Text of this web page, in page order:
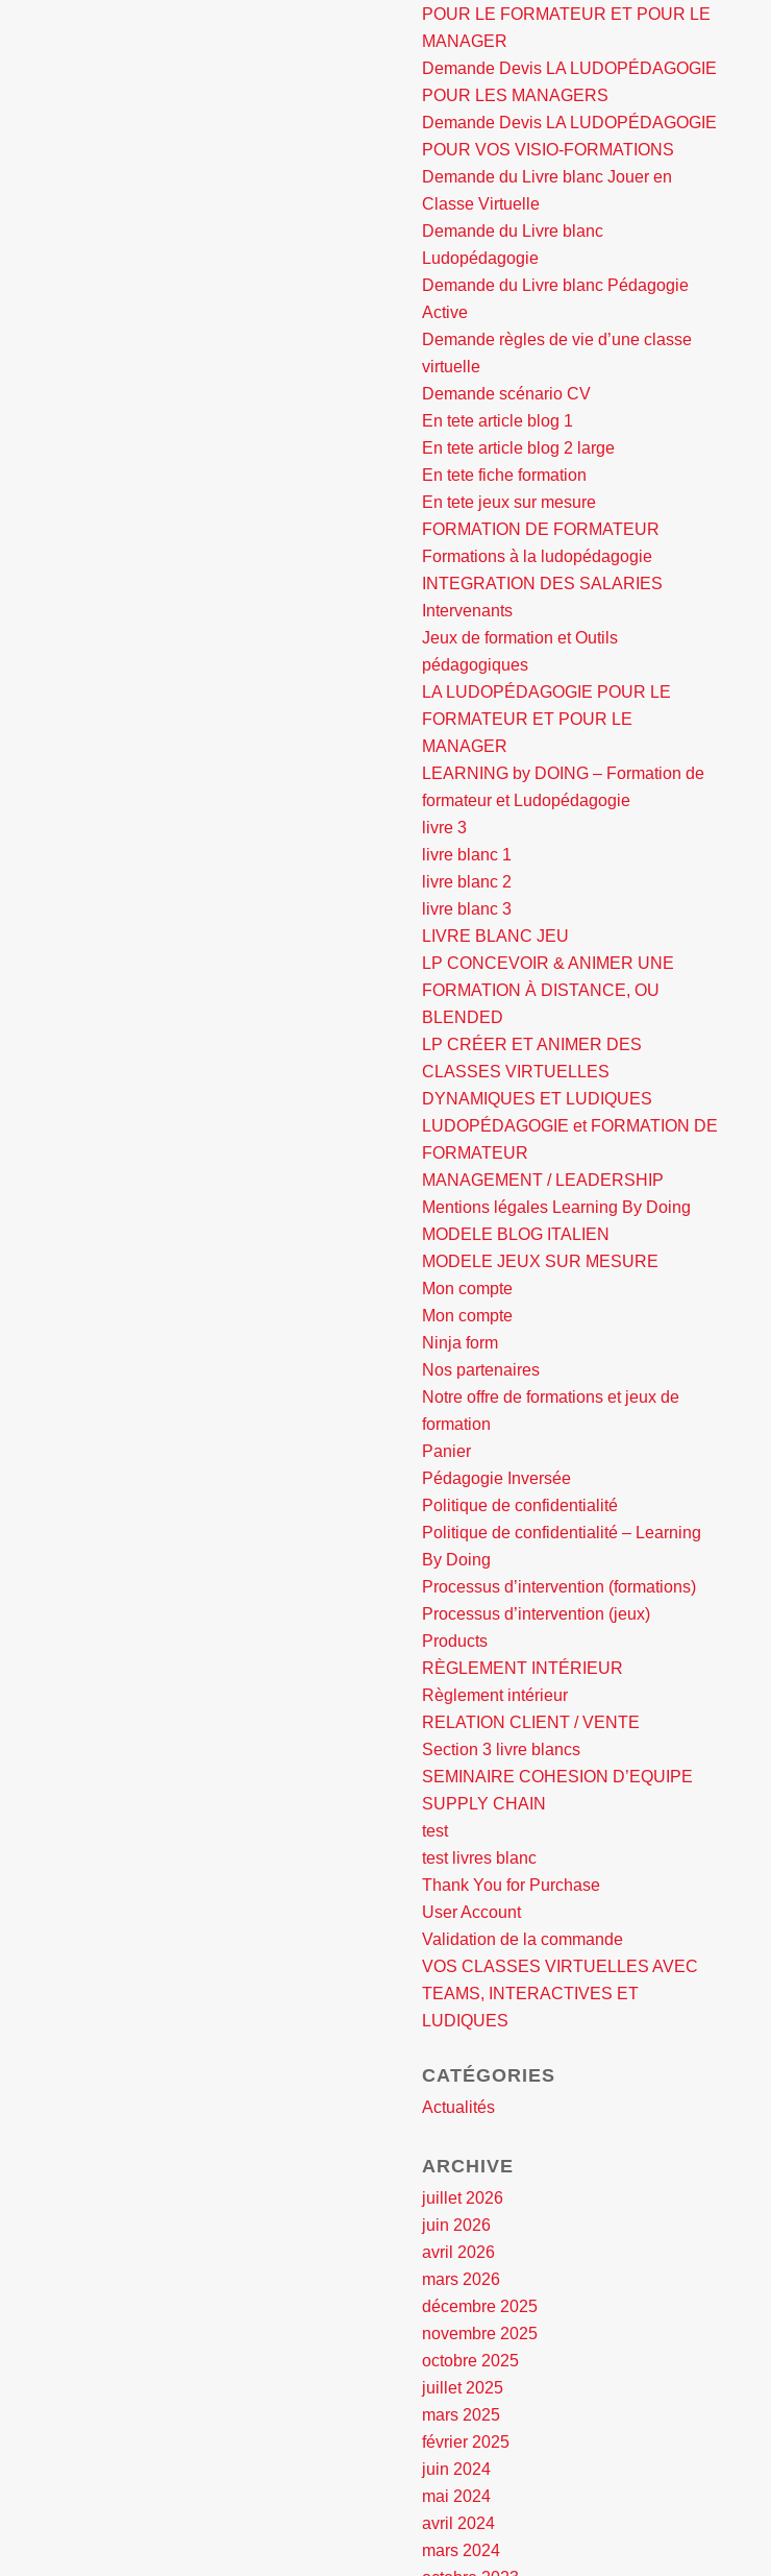
POUR LE FORMATEUR ET POUR LE
MANAGER
Demande Devis LA LUDOPÉDAGOGIE
POUR LES MANAGERS
Demande Devis LA LUDOPÉDAGOGIE
POUR VOS VISIO-FORMATIONS
Demande du Livre blanc Jouer en
Classe Virtuelle
Demande du Livre blanc
Ludopédagogie
Demande du Livre blanc Pédagogie
Active
Demande règles de vie d’une classe
virtuelle
Demande scénario CV
En tete article blog 1
En tete article blog 2 large
En tete fiche formation
En tete jeux sur mesure
FORMATION DE FORMATEUR
Formations à la ludopédagogie
INTEGRATION DES SALARIES
Intervenants
Jeux de formation et Outils
pédagogiques
LA LUDOPÉDAGOGIE POUR LE
FORMATEUR ET POUR LE
MANAGER
LEARNING by DOING – Formation de
formateur et Ludopédagogie
livre 3
livre blanc 1
livre blanc 2
livre blanc 3
LIVRE BLANC JEU
LP CONCEVOIR & ANIMER UNE
FORMATION À DISTANCE, OU
BLENDED
LP CRÉER ET ANIMER DES
CLASSES VIRTUELLES
DYNAMIQUES ET LUDIQUES
LUDOPÉDAGOGIE et FORMATION DE
FORMATEUR
MANAGEMENT / LEADERSHIP
Mentions légales Learning By Doing
MODELE BLOG ITALIEN
MODELE JEUX SUR MESURE
Mon compte
Mon compte
Ninja form
Nos partenaires
Notre offre de formations et jeux de
formation
Panier
Pédagogie Inversée
Politique de confidentialité
Politique de confidentialité – Learning
By Doing
Processus d’intervention (formations)
Processus d’intervention (jeux)
Products
RÈGLEMENT INTÉRIEUR
Règlement intérieur
RELATION CLIENT / VENTE
Section 3 livre blancs
SEMINAIRE COHESION D’EQUIPE
SUPPLY CHAIN
test
test livres blanc
Thank You for Purchase
User Account
Validation de la commande
VOS CLASSES VIRTUELLES AVEC
TEAMS, INTERACTIVES ET
LUDIQUES
CATÉGORIES
Actualités
ARCHIVE
juillet 2026
juin 2026
avril 2026
mars 2026
décembre 2025
novembre 2025
octobre 2025
juillet 2025
mars 2025
février 2025
juin 2024
mai 2024
avril 2024
mars 2024